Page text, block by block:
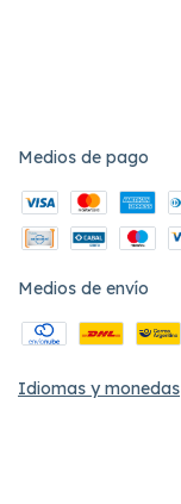
Medios de pago
Medios de envío
Idiomas y monedas